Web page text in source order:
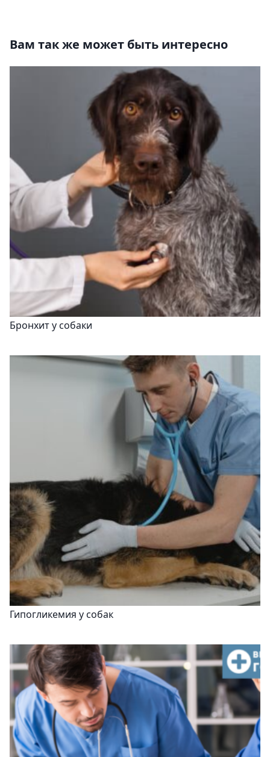
Вам так же может быть интересно
Бронхит у собаки
Гипогликемия у собак